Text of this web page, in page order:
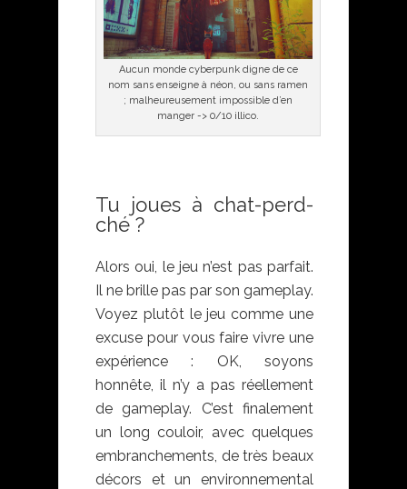
Aucun monde cyberpunk digne de ce
nom sans enseigne à néon, ou sans ramen
; malheureusement impossible d’en
manger -> 0/10 illico.
Tu joues à chat-perd-
ché ?
Alors oui, le jeu n’est pas parfait.
Il ne brille pas par son gameplay.
Voyez plutôt le jeu comme une
excuse pour vous faire vivre une
expérience : OK, soyons
honnête, il n’y a pas réellement
de gameplay. C’est finalement
un long couloir, avec quelques
embranchements, de très beaux
décors et un environnemental